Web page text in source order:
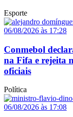
Esporte
06/08/2026 às 17:28
Conmebol
na Fifa e rejeita
oficiais
Política
06/08/2026 às 17:08